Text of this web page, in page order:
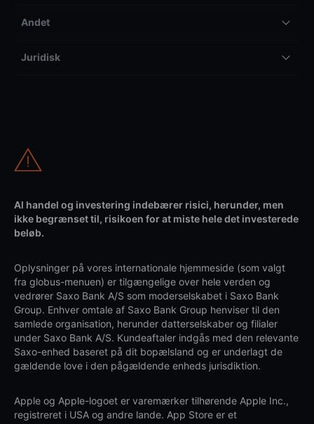
Andet
Juridisk
Al handel og investering indebærer risici, herunder, men
ikke begrænset til, risikoen for at miste hele det investerede
beløb.
Oplysninger på vores internationale hjemmeside (som valgt
fra globus-menuen) er tilgængelige over hele verden og
vedrører Saxo Bank A/S som moderselskabet i Saxo Bank
Group. Enhver omtale af Saxo Bank Group henviser til den
samlede organisation, herunder datterselskaber og filialer
under Saxo Bank A/S. Kundeaftaler indgås med den relevante
Saxo-enhed baseret på dit bopælsland og er underlagt de
gældende love i den pågældende enheds jurisdiktion.
Apple og Apple-logoet er varemærker tilhørende Apple Inc.,
registreret i USA og andre lande. App Store er et